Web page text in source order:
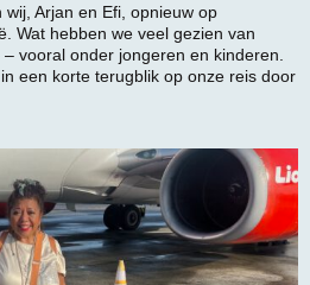
Arjan en Efi, opnieuw op
Wat hebben we veel gezien van
vooral onder jongeren en kinderen.
een korte terugblik op onze reis door